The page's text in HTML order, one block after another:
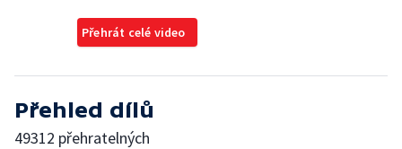
Přehrát celé video
Přehled dílů
49312 přehratelných